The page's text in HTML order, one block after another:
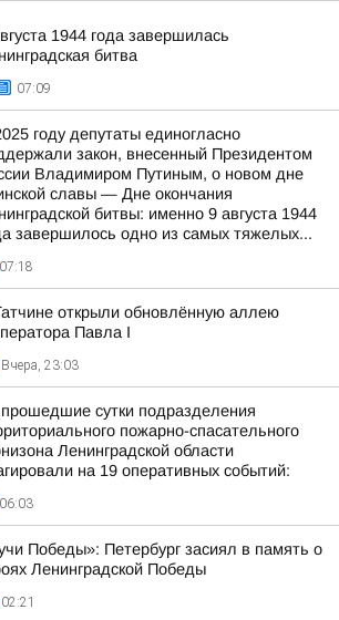
1944 года завершилась
битва
07:09
году депутаты единогласно
закон, внесенный Президентом
Владимиром Путиным, о новом дне
славы — Дне окончания
битвы: именно 9 августа 1944
завершилось одно из самых тяжелых...
07:18
открыли обновлённую аллею
Павла I
Вчера, 23:03
сутки подразделения
пожарно-спасательного
Ленинградской области
на 19 оперативных событий:
06:03
Победы»: Петербург засиял в память о
Ленинградской Победы
02:21